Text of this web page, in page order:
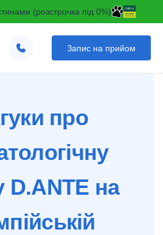
(розстрочка під 0%)
Запис на прийом
про
D.ANTE на